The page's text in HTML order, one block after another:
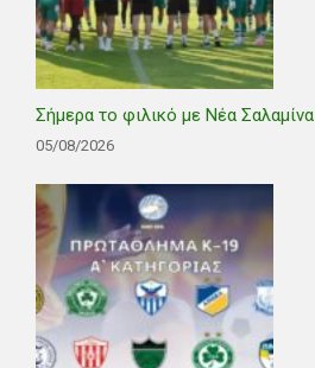
Σήμερα το φιλικό με Νέα Σαλαμίνα
05/08/2026